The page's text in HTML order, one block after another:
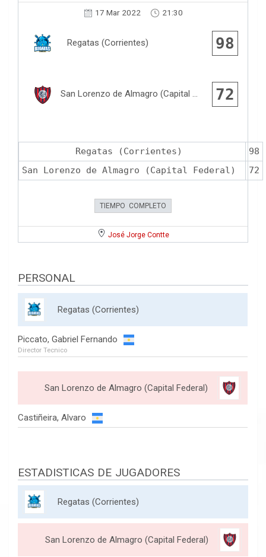
17 Mar 2022 21:30
Regatas (Corrientes) 98
San Lorenzo de Almagro (Capital Federal) 72
Regatas (Corrientes)
98
San Lorenzo de Almagro (Capital Federal)
72
TIEMPO COMPLETO
José Jorge Contte
PERSONAL
Regatas (Corrientes)
Piccato, Gabriel Fernando
Director Tecnico
San Lorenzo de Almagro (Capital Federal)
Castiñeira, Alvaro
ESTADISTICAS DE JUGADORES
Regatas (Corrientes)
San Lorenzo de Almagro (Capital Federal)